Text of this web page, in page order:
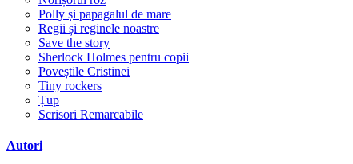
Polly și papagalul de mare
Regii și reginele noastre
Save the story
Sherlock Holmes pentru copii
Poveștile Cristinei
Tiny rockers
Țup
Scrisori Remarcabile
Autori